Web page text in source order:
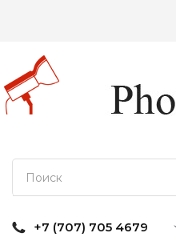
+7 (707) 705 4679